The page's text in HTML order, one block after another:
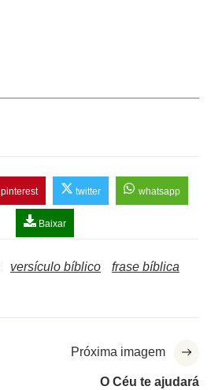
pinterest twitter whatsapp
Baixar
versículo bíblico
frase bíblica
Próxima imagem
O Céu te ajudará